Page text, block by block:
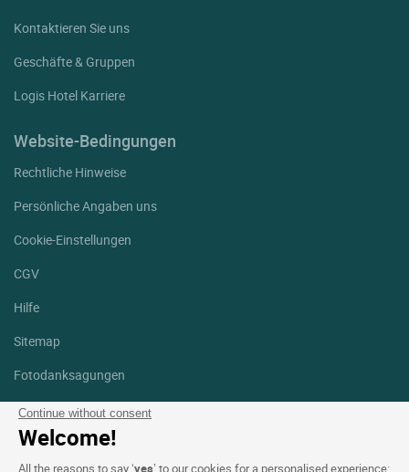
Continue without consent
Welcome!
All the reasons to say ‘yes’ to our cookies for a personalised experience:
Kontaktieren Sie uns
Geschäfte & Gruppen
Logis Hotel Karriere
Website-Bedingungen
Rechtliche Hinweise
Persönliche Angaben uns
Cookie-Einstellungen
CGV
Hilfe
Sitemap
Fotodanksagungen
Folgen Sie uns
Facebook